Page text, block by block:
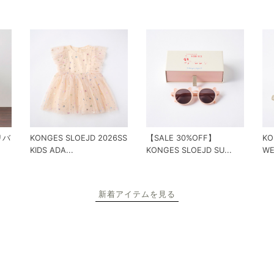
バ
KONGES SLOEJD 2026SS
KIDS ADA...
【SALE 30%OFF】
KONGES SLOEJD SU...
新着アイテムを見る